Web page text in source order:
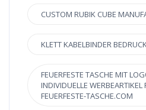
CUSTOM RUBIK CUBE
KLETT KABELBINDER
FEUERFESTE TASCHE MIT
INDIVIDUELLE
FEUERFESTE-TASCHE.COM